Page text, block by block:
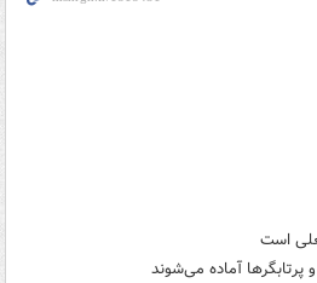
است
آماده می‌شوند